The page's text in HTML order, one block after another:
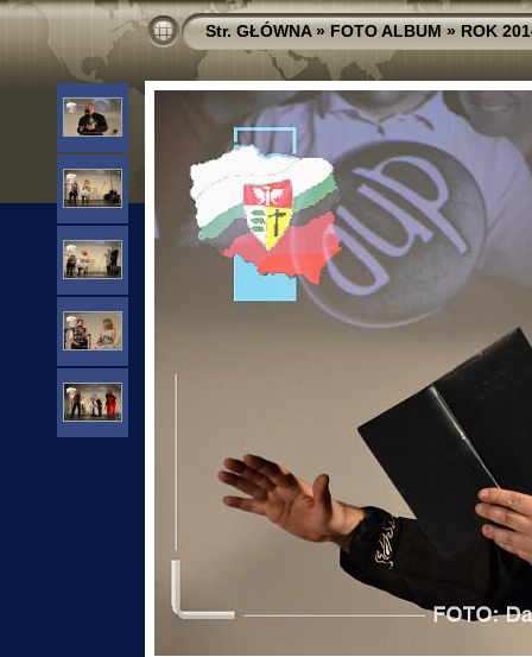
Str. GŁÓWNA»FOTO ALBUM»ROK